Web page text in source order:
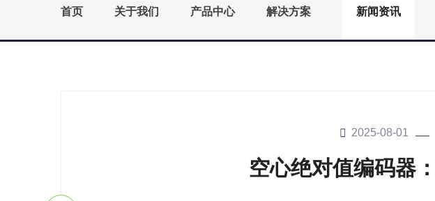
首页 关于我们 产品中心 解决方案 新闻资讯
2025-08-01
空心绝对值编码器